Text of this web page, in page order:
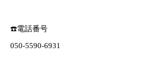
☎️電話番号
050-5590-6931